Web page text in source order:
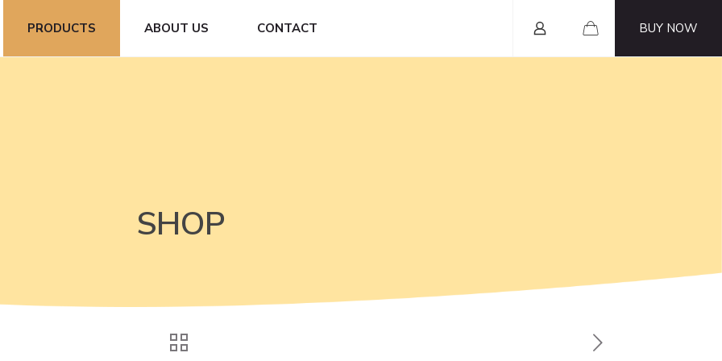
PRODUCTS ABOUT US CONTACT BUY NOW
SHOP